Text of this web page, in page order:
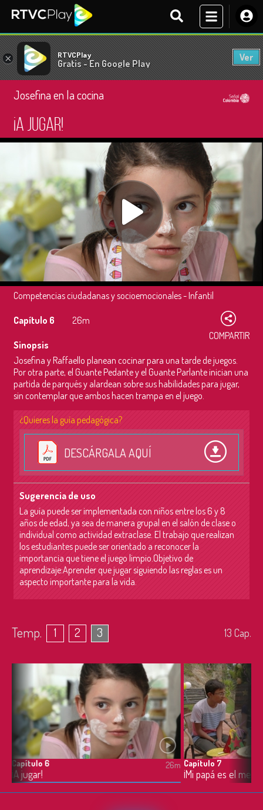
× RTVCPlay
Gratis - En Google Play
Ver
Josefina en la cocina
¡A jugar!
Competencias ciudadanas y socioemocionales - Infantil
Capítulo 6
26m
COMPARTIR
Sinopsis
Josefina y Raffaello planean cocinar para una tarde de juegos.
Por otra parte, el Guante Pedante y el Guante Parlante inician una
partida de parqués y alardean sobre sus habilidades para jugar,
sin contemplar que ambos hacen trampa en el juego.
¿Quieres la guía pedagógica?
DESCÁRGALA AQUÍ
Sugerencia de uso
La guía puede ser implementada con niños entre los 6 y 8
años de edad, ya sea de manera grupal en el salón de clase o
individual como actividad extraclase. El trabajo que realizan
los estudiantes puede ser orientado a reconocer la
importancia que tiene el juego limpio.Objetivo de
aprendizaje:Aprender que jugar siguiendo las reglas es un
aspecto importante para la vida.
Temp. 1 2 3 13 Cap.
Capítulo 6
¡A jugar!
26m Capítulo 7
¡Mi papá es el